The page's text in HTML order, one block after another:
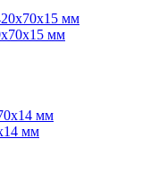
мм
мм